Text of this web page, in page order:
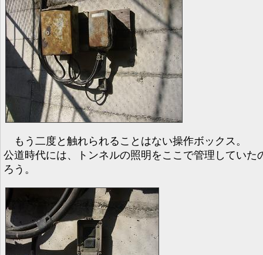
もう二度と触れられることはない操作ボックス。
公道時代には、トンネルの照明をここで管理していた
ろう。